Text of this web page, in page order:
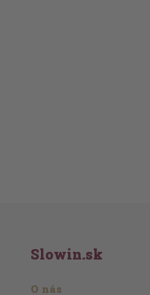
Slowin.sk
O nás